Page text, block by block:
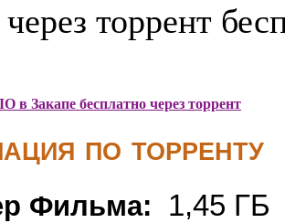
торрент
в Закапе бесплатно через торрент
по торренту
Фильма: 1,45 ГБ